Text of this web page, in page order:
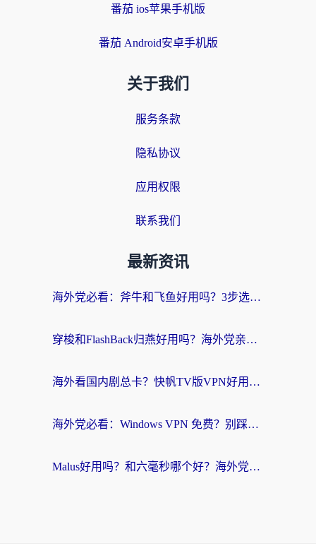
番茄 ios苹果手机版
番茄 Android安卓手机版
关于我们
服务条款
隐私协议
应用权限
联系我们
最新资讯
海外党必看：斧牛和飞鱼好用吗？3步选对回国加速器，无缝刷剧玩国服
穿梭和FlashBack归燕好用吗？海外党亲测3款热门回国加速器，教你选对不踩坑
海外看国内剧总卡？快帆TV版VPN好用吗？和快滚VPN对比哪个回国效果更好？
海外党必看：Windows VPN 免费？别踩坑！教你选对好用的国内加速器无缝回国
Malus好用吗？和六毫秒哪个好？海外党选回国加速器的避坑指南